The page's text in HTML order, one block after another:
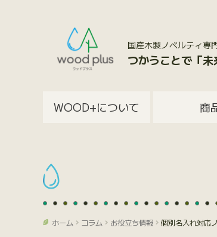
国産木製ノベルティ専
つかうことで「
WOOD+について 商
ホーム コラム お役立ち情報 個別名入れ対応